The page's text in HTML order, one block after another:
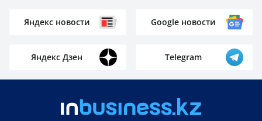
Яндекс новости Google новости
Яндекс Дзен Telegram